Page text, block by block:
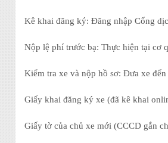
Kê khai đăng ký: Đăng nhập Cổng
Nộp lệ phí trước bạ: Thực hiện tại cơ
Kiểm tra xe và nộp hồ sơ: Đưa xe
Giấy khai đăng ký xe (đã kê khai
Giấy tờ của chủ xe mới (CCCD gắn